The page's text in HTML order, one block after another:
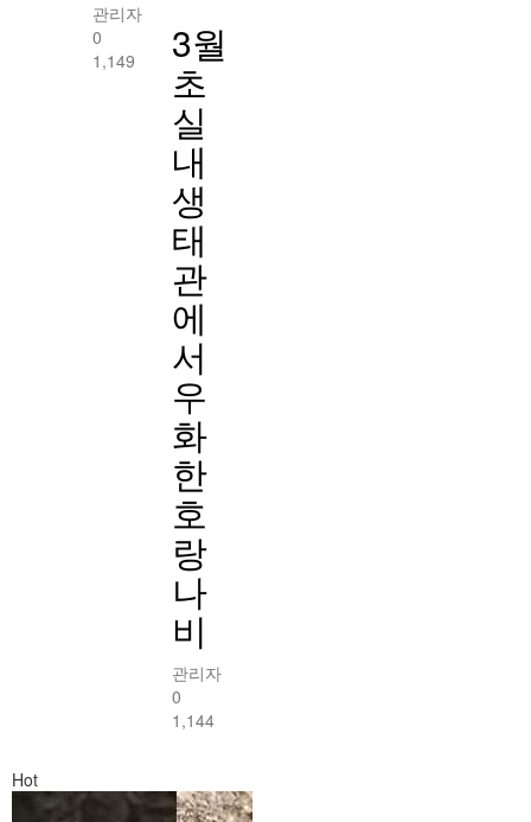
관리자
0
1,149
3월
초
실
내
생
태
관
에
서
우
화
한
호
랑
나
비
관리자
0
1,144
Hot